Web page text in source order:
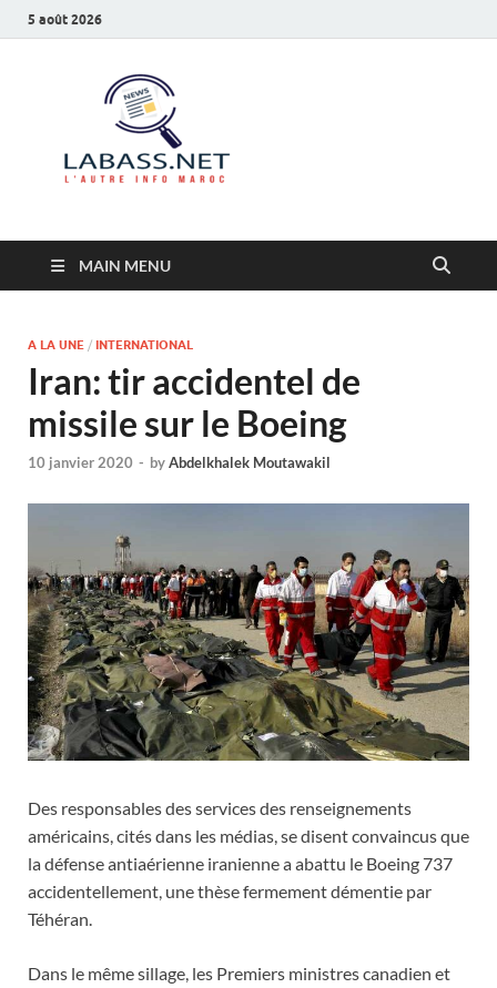
5 août 2026
MAIN MENU
A LA UNE / INTERNATIONAL
Iran: tir accidentel de
missile sur le Boeing
10 janvier 2020 - byAbdelkhalek Moutawakil
Des responsables des services des renseignements
américains, cités dans les médias, se disent convaincus que
la défense antiaérienne iranienne a abattu le Boeing 737
accidentellement, une thèse fermement démentie par
Téhéran.
Dans le même sillage, les Premiers ministres canadien et